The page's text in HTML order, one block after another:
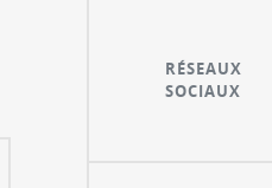
RÉSEAUX
SOCIAUX